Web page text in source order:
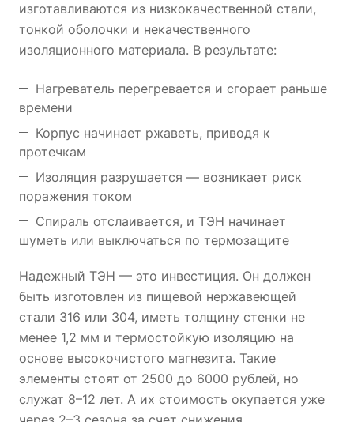
изготавливаются из низкокачественной стали,
тонкой оболочки и некачественного
изоляционного материала. В результате:
Нагреватель перегревается и сгорает раньше
времени
Корпус начинает ржаветь, приводя к
протечкам
Изоляция разрушается — возникает риск
поражения током
Спираль отслаивается, и ТЭН начинает
шуметь или выключаться по термозащите
Надежный ТЭН — это инвестиция. Он должен
быть изготовлен из пищевой нержавеющей
стали 316 или 304, иметь толщину стенки не
менее 1,2 мм и термостойкую изоляцию на
основе высокочистого магнезита. Такие
элементы стоят от 2500 до 6000 рублей, но
служат 8–12 лет. А их стоимость окупается уже